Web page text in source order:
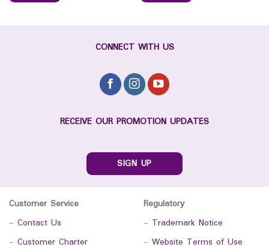
CONNECT WITH US
RECEIVE OUR PROMOTION UPDATES
SIGN UP
Customer Service
- Contact Us
- Customer Charter
Regulatory
- Trademark Notice
- Website Terms of Use